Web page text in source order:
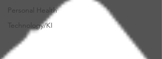
Personal Health
Technology/KI